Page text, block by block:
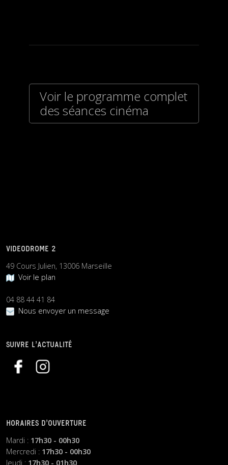
Voir le programme complet
des séances cinéma
VIDEODROME 2
49 Cours Julien, 13006 Marseille
Voir le plan
04 88 44 41 84
Nous envoyer un message
SUIVRE L’ACTUALITÉ
HORAIRES D’OUVERTURE
Mardi : 17h30 - 00h30
Mercredi : 17h30 - 00h30
Jeudi : 17h30 - 01h30